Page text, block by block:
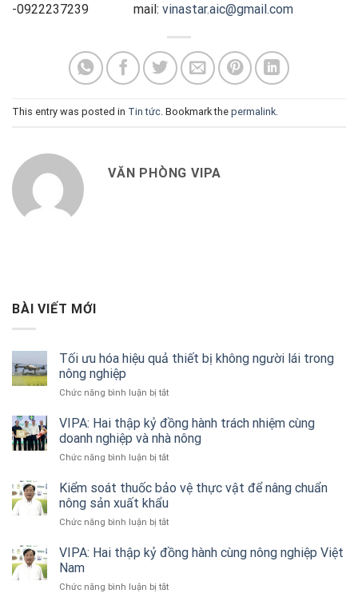
-0922237239 mail: vinastar.aic@gmail.com
This entry was posted in Tin tức. Bookmark the permalink.
VĂN PHÒNG VIPA
BÀI VIẾT MỚI
Tối ưu hóa hiệu quả thiết bị không người lái trong
nông nghiệp
Chức năng bình luận bị tắtở
ưu
hóa
hiệu
quả
bị
không
lái
nông
VIPA: Hai thập kỷ đồng hành trách nhiệm cùng
doanh nghiệp và nhà nông
Chức năng bình luận bị tắtở
Hai
kỷ
đồng
trách
doanh
Kiểm soát thuốc bảo vệ thực vật để nâng chuẩn
nông sản xuất khẩu
Chức năng bình luận bị tắtở
soát
thuốc
vệ
VIPA: Hai thập kỷ đồng hành cùng nông nghiệp Việt
Nam
Chức năng bình luận bị tắtở